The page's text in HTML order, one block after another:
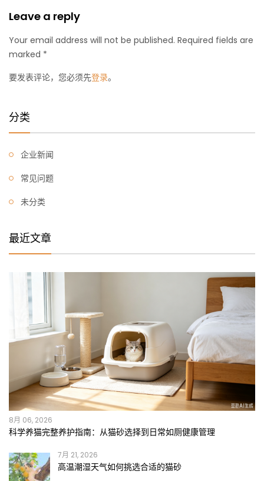
Leave a reply
Your email address will not be published. Required fields are
marked *
要发表评论，您必须先登录。
分类
企业新闻
常见问题
未分类
最近文章
8月 06, 2026
科学养猫完整养护指南：从猫砂选择到日常如厕健康管理
7月 21, 2026
高温潮湿天气如何挑选合适的猫砂